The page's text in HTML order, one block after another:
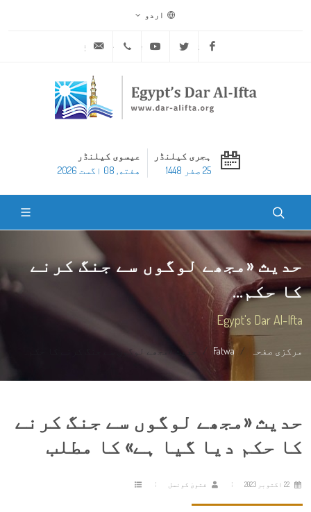
اردو
Facebook
Twitter
Youtube
ہجری کیلنڈر
25 صفر 1448
عیسوی کیلنڈر
هفته, 08 اگست 2026
حدیث «مجھے لوگوں سے جنگ کرنے
کا حکم...
Egypt's Dar Al-Ifta
مرکزی صفحہ Fatwa حدیث «مجھے لوگوں سے جنگ کرنے کا حکم...
حدیث «مجھے لوگوں سے جنگ کرنے
کا حکم دیا گیا ہے» کا مطلب
فتویٰ کونسل